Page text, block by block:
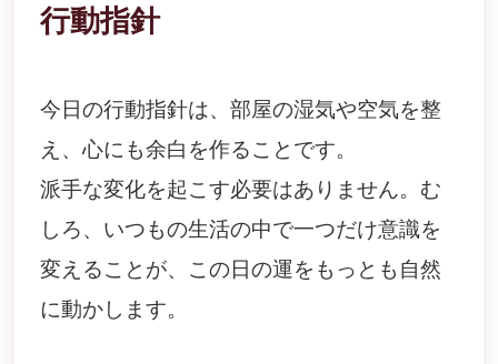
行動指針
今日の行動指針は、部屋の湿気や空気を整
え、心にも余白を作ることです。
派手な変化を起こす必要はありません。む
しろ、いつもの生活の中で一つだけ意識を
変えることが、この日の運をもっとも自然
に動かします。